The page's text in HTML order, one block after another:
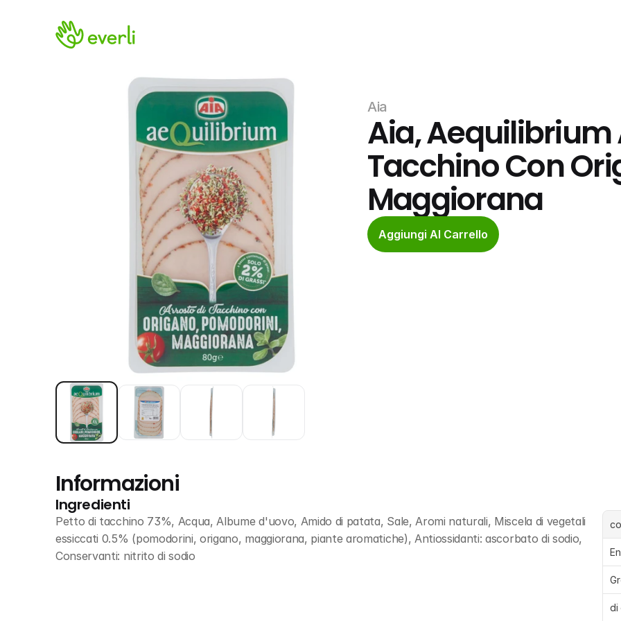
Aia
Aia, Aequilibrium
Tacchino Con
Maggiorana
Aggiungi Al Carrello
Informazioni
Ingredienti
Petto di tacchino 73%, Acqua, Albume d'uovo, Amido di patata, Sale, Aromi naturali, Miscela di vegetali
essiccati 0.5% (pomodorini, origano, maggiorana, piante aromatiche), Antiossidanti: ascorbato di sodio,
Conservanti: nitrito di sodio
di